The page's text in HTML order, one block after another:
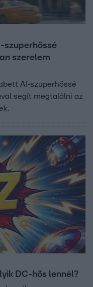
szuperhőssé
szerelem
AI‑szuperhőssé
segít megtalálni az
DC-hős lennél?